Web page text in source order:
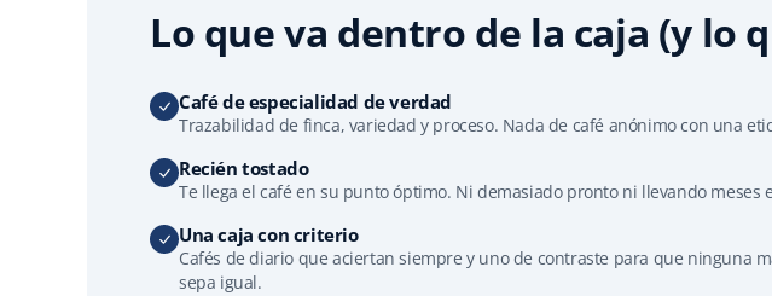
Lo que va dentro de la caja (y lo
Café de especialidad de verdad
Trazabilidad de finca, variedad y proceso. Nada de café anónimo con una
Recién tostado
Te llega el café en su punto óptimo. Ni demasiado pronto ni llevando meses
Una caja con criterio
Cafés de diario que aciertan siempre y uno de contraste para que ninguna
sepa igual.